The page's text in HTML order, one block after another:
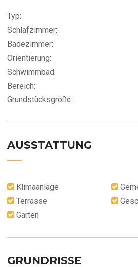
Typ:
Schlafzimmer:
Badezimmer:
Orientierung:
Schwimmbad:
Bereich:
Grundstücksgröße:
AUSSTATTUNG
Klimaanlage
Terrasse
Garten
GRUNDRISSE